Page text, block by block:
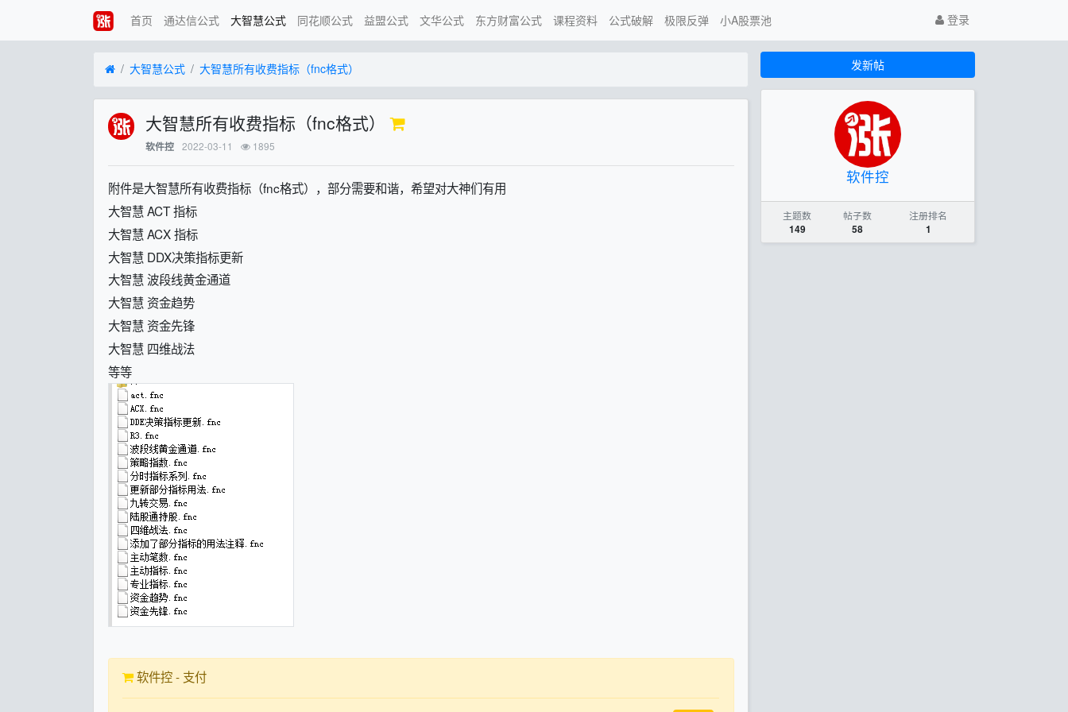
首页 通达信公式 大智慧公式 同花顺公式 益盟公式 文华公式 东方财富公式 课程资料 公式破解 极限反弹 小A股票池 登录
大智慧公式 大智慧所有收费指标（fnc格式）
大智慧所有收费指标（fnc格式）
软件控 2022-03-11 1895
附件是大智慧所有收费指标（fnc格式），部分需要和谐，希望对大神们有用
大智慧 ACT 指标
大智慧 ACX 指标
大智慧 DDX决策指标更新
大智慧 波段线黄金通道
大智慧 资金趋势
大智慧 资金先锋
大智慧 四维战法
等等
软件控 - 支付
发新帖
软件控
主题数
149
帖子数
58
注册排名
1